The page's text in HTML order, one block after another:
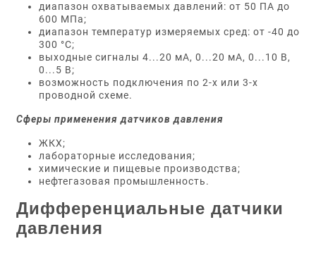
диапазон охватываемых давлений: от 50 ПА до
600 МПа;
диапазон температур измеряемых сред: от -40 до
300 °С;
выходные сигналы 4...20 мА, 0...20 мА, 0...10 В,
0...5 В;
возможность подключения по 2-х или 3-х
проводной схеме.
Сферы применения датчиков давления
ЖКХ;
лабораторные исследования;
химические и пищевые производства;
нефтегазовая промышленность.
Дифференциальные датчики
давления